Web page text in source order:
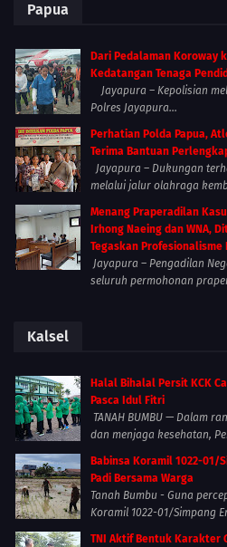
Papua
Dari Pedalaman Koroway
Kedatangan Tenaga
Jayapura – Kepolisian
Polres Jayapura...
Perhatian Polda Papua,
Terima Bantuan
Jayapura – Dukungan
melalui jalur olahraga
Menang Praperadilan
Irhong Naeing dan WNA,
Tegaskan Profesionalisme
Jayapura – Pengadilan
seluruh permohonan
Kalsel
Halal Bihalal Persit KCK
Pasca Idul Fitri
TANAH BUMBU — Dalam
dan menjaga kesehatan,
Babinsa Koramil 1022-01/
Padi Bersama Warga
Tanah Bumbu - Guna
Koramil 1022-01/Simpang
TNI Aktif Bentuk Karakter